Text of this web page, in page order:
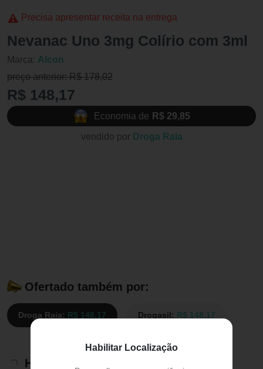
Habilitar Localização
Precisa apresentar receita na entrega
Nevanac Uno 3mg Colírio com 3ml
Marca: Alcon
preço anterior: R$ 178,02
R$ 148,17
Economia de R$ 29,85
vendido por Droga Raia
Ofertado também por:
Droga Raia: R$ 148,17 Drogasil: R$ 148,17
Histórico de preços